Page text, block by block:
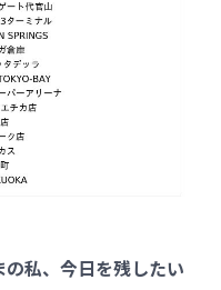
私、今日を残したい